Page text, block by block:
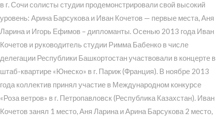
в г. Сочи солисты студии продемонстрировали свой высокий
уровень: Арина Барсукова и Иван Кочетов — первые места, Аня
Ларина и Игорь Ефимов – дипломанты. Осенью 2013 года Иван
Кочетов и руководитель студии Римма Бабенко в числе
делегации Республики Башкортостан участвовали в концерте в
штаб-квартире «Юнеско» в г. Париж (Франция). В ноябре 2013
года коллектив принял участие в Международном конкурсе
«Роза ветров» в г. Петропавловск (Республика Казахстан). Иван
Кочетов занял 1 место, Аня Ларина и Арина Барсукова 2 место,